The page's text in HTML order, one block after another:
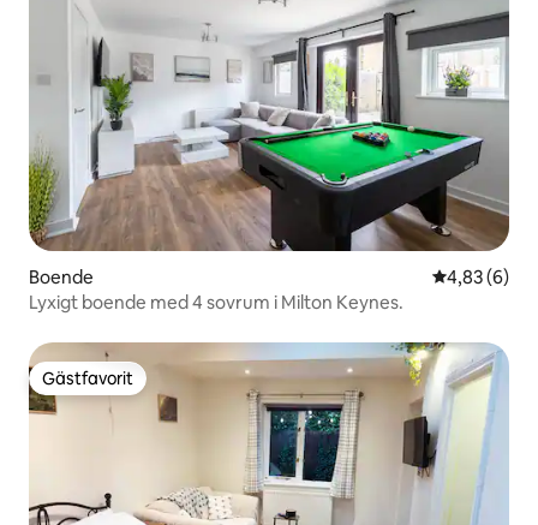
Boende 4,83 av 5 i
4,83 (6)
Lyxigt boende med 4 sovrum i Milton Keynes.
Gästfavorit
Gästfavorit